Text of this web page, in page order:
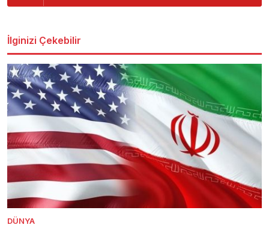
İlginizi Çekebilir
DÜNYA